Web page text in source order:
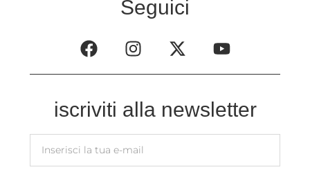
Seguici
iscriviti alla newsletter